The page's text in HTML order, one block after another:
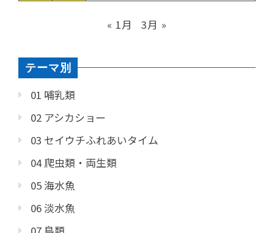
« 1月 3月 »
テーマ別
01 哺乳類
02 アシカショー
03 セイウチふれあいタイム
04 爬虫類・両生類
05 海水魚
06 淡水魚